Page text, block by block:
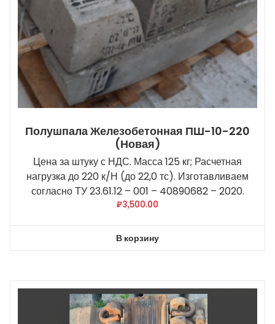
Полушпала Железобетонная ПШ-10-220
(новая)
Цена за штуку с НДС. Масса 125 кг; Расчетная
нагрузка до 220 к/Н (до 22,0 тс). Изготавливаем
согласно ТУ 23.61.12 – 001 – 40890682 – 2020.
₽3,500.00
В корзину